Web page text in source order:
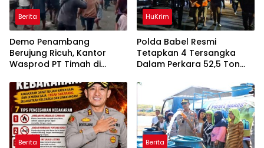
Berita
Demo Penambang
Berujung Ricuh, Kantor
Wasprod PT Timah di
HuKrim
Polda Babel Resmi
Tetapkan 4 Tersangka
Dalam Perkara 52,5 Ton
Belitung
Berita Berita